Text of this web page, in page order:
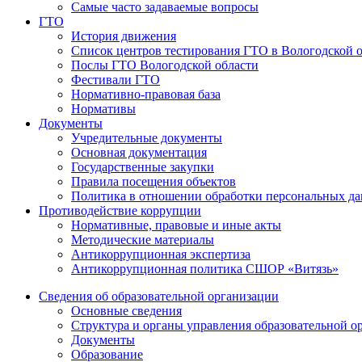
Самые часто задаваемые вопросы
ГТО
История движения
Список центров тестирования ГТО в Вологодской
Послы ГТО Вологодской области
Фестивали ГТО
Нормативно-правовая база
Нормативы
Документы
Учредительные документы
Основная документация
Государственные закупки
Правила посещения объектов
Политика в отношении обработки персональных
Противодействие коррупции
Нормативные, правовые и иные акты
Методические материалы
Антикоррупционная экспертиза
Антикоррупционная политика СШОР «Витязь»
Сведения об образовательной организации
Основные сведения
Структура и органы управления образовательной
Документы
Образование